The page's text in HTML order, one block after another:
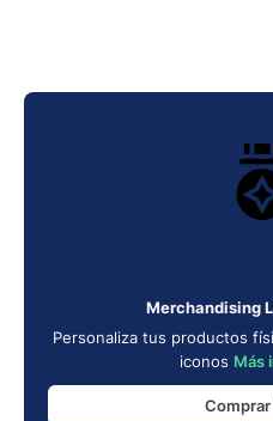
Merchandising
Personaliza tus productos
iconos Más